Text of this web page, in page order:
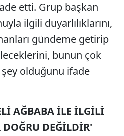
etti. Grup başkan
ilgili duyarlılıklarını,
gündeme getirip
bunun çok
olduğunu ifade
AĞBABA İLE İLGİLİ
DEĞİLDİR'